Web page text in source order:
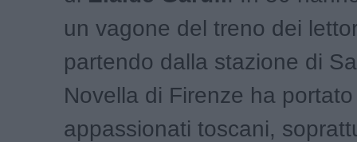
un vagone del treno dei
partendo dalla stazione di
Novella di Firenze ha
appassionati toscani,